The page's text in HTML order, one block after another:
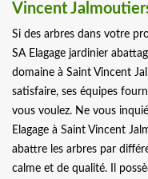
Vincent
Si des arbres dans votre
SA Elagage jardinier
domaine à Saint Vincent
satisfaire, ses équipes
vous voulez. Ne vous
Elagage à Saint Vincent
abattre les arbres par
calme et de qualité. Il